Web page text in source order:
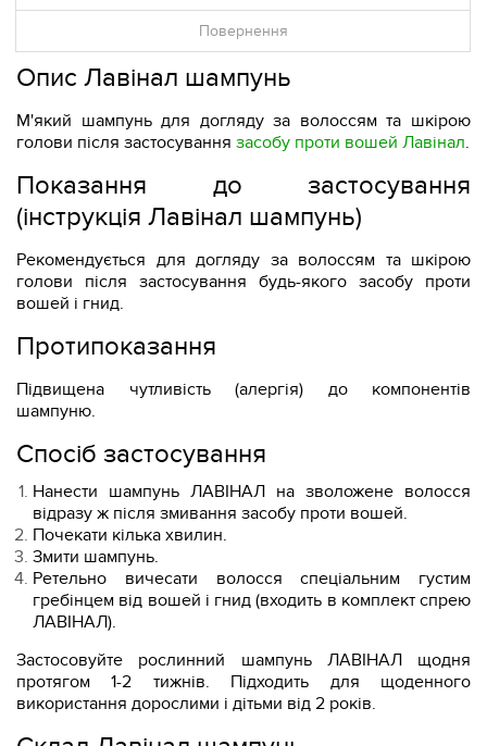
Повернення
Опис Лавінал шампунь
М'який шампунь для догляду за волоссям та шкірою
голови після застосування засобу проти вошей Лавінал.
Показання до застосування
(інструкція Лавінал шампунь)
Рекомендується для догляду за волоссям та шкірою
голови після застосування будь-якого засобу проти
вошей і гнид.
Протипоказання
Підвищена чутливість (алергія) до компонентів
шампуню.
Спосіб застосування
Нанести шампунь ЛАВІНАЛ на зволожене волосся
відразу ж після змивання засобу проти вошей.
Почекати кілька хвилин.
Змити шампунь.
Ретельно вичесати волосся спеціальним густим
гребінцем від вошей і гнид (входить в комплект спрею
ЛАВІНАЛ).
Застосовуйте рослинний шампунь ЛАВІНАЛ щодня
протягом 1-2 тижнів. Підходить для щоденного
використання дорослими і дітьми від 2 років.